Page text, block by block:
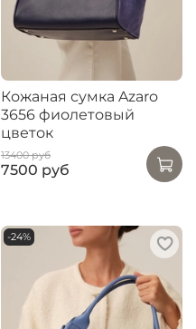
Кожаная сумка Azaro
3656 фиолетовый
цветок
13400 руб
7500 руб
-24%